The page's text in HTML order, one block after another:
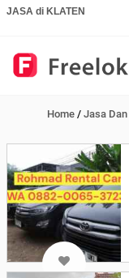
JASA di KLATEN
Home/ Jasa